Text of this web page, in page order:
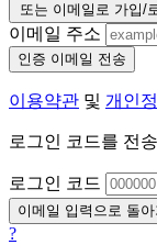
또는 이메일로 가입/
이메일 주소
인증 이메일 전송
이용약관 및 개인
로그인 코드를 전
로그인 코드
이메일 입력으로 돌아
?